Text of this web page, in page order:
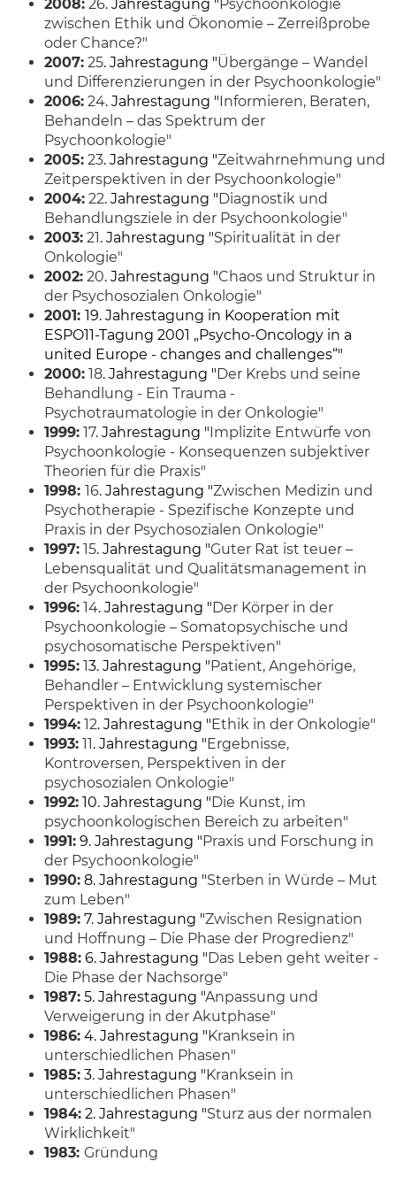
2008: 26. Jahrestagung "Psychoonkologie
zwischen Ethik und Ökonomie – Zerreißprobe
oder Chance?"
2007: 25. Jahrestagung "Übergänge – Wandel
und Differenzierungen in der Psychoonkologie"
2006: 24. Jahrestagung "Informieren, Beraten,
Behandeln – das Spektrum der
Psychoonkologie"
2005: 23. Jahrestagung "Zeitwahrnehmung und
Zeitperspektiven in der Psychoonkologie"
2004: 22. Jahrestagung "Diagnostik und
Behandlungsziele in der Psychoonkologie"
2003: 21. Jahrestagung "Spiritualität in der
Onkologie"
2002: 20. Jahrestagung "Chaos und Struktur in
der Psychosozialen Onkologie"
2001: 19. Jahrestagung in Kooperation mit
ESPO11-Tagung 2001 „Psycho-Oncology in a
united Europe - changes and challenges“"
2000: 18. Jahrestagung "Der Krebs und seine
Behandlung - Ein Trauma -
Psychotraumatologie in der Onkologie"
1999: 17. Jahrestagung "Implizite Entwürfe von
Psychoonkologie - Konsequenzen subjektiver
Theorien für die Praxis"
1998: 16. Jahrestagung "Zwischen Medizin und
Psychotherapie - Spezifische Konzepte und
Praxis in der Psychosozialen Onkologie"
1997: 15. Jahrestagung "Guter Rat ist teuer –
Lebensqualität und Qualitätsmanagement in
der Psychoonkologie"
1996: 14. Jahrestagung "Der Körper in der
Psychoonkologie – Somatopsychische und
psychosomatische Perspektiven"
1995: 13. Jahrestagung "Patient, Angehörige,
Behandler – Entwicklung systemischer
Perspektiven in der Psychoonkologie"
1994: 12. Jahrestagung "Ethik in der Onkologie"
1993: 11. Jahrestagung "Ergebnisse,
Kontroversen, Perspektiven in der
psychosozialen Onkologie"
1992: 10. Jahrestagung "Die Kunst, im
psychoonkologischen Bereich zu arbeiten"
1991: 9. Jahrestagung "Praxis und Forschung in
der Psychoonkologie"
1990: 8. Jahrestagung "Sterben in Würde – Mut
zum Leben"
1989: 7. Jahrestagung "Zwischen Resignation
und Hoffnung – Die Phase der Progredienz"
1988: 6. Jahrestagung "Das Leben geht weiter -
Die Phase der Nachsorge"
1987: 5. Jahrestagung "Anpassung und
Verweigerung in der Akutphase"
1986: 4. Jahrestagung "Kranksein in
unterschiedlichen Phasen"
1985: 3. Jahrestagung "Kranksein in
unterschiedlichen Phasen"
1984: 2. Jahrestagung "Sturz aus der normalen
Wirklichkeit"
1983: Gründung